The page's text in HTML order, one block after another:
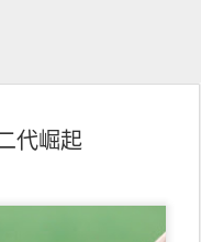
代崛起